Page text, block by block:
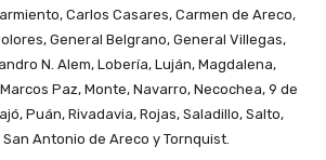
Carlos Casares, Carmen de Areco,
General Belgrano, General Villegas,
N. Alem, Lobería, Luján, Magdalena,
Paz, Monte, Navarro, Necochea, 9 de
Puán, Rivadavia, Rojas, Saladillo, Salto,
Antonio de Areco y Tornquist.